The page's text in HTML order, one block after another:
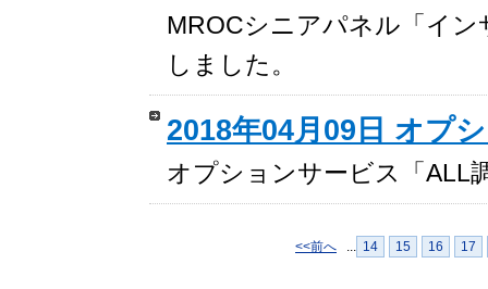
MROCシニアパネル「イ
しました。
2018年04月09日 オプ
オプションサービス「ALL
<<前へ 14 15 16 17